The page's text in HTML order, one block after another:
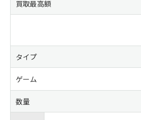
買取最高額
タイプ
ゲーム
数量